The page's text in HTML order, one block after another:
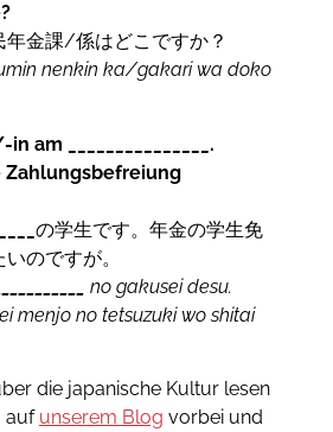
年金課/係はどこですか？
nenkin ka/gakari wa doko
am _______________.
Zahlungsbefreiung
の学生です。年金の学生免
のですが。
no gakusei desu.
menjo no tetsuzuki wo shitai
die japanische Kultur lesen
auf unserem Blog vorbei und